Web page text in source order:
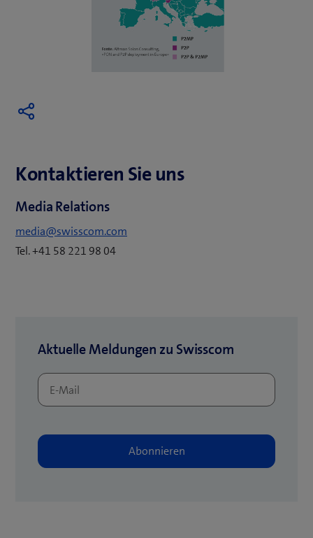
Kontaktieren Sie uns
Media Relations
media@swisscom.com
Tel. +41 58 221 98 04
Aktuelle Meldungen zu Swisscom